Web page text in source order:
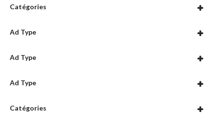
Catégories
Ad Type
Ad Type
Ad Type
Catégories